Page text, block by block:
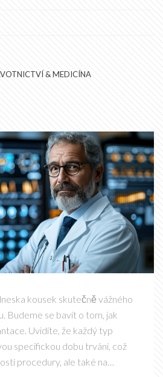
& MEDICÍNA
kousek skutečně vážného
Budeme se bavit o tom, jak
Uvidíte, že každý typ
specifickou dobu trvání, což
procedury, ale také na